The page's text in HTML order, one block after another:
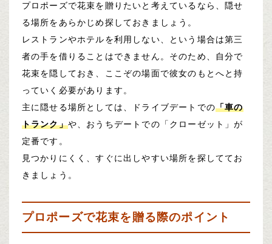
プロポーズで花束を贈りたいと考えているなら、隠せ
る場所をあらかじめ探しておきましょう。
レストランやホテルを利用しない、という場合は第三
者の手を借りることはできません。そのため、自分で
花束を隠しておき、ここぞの場面で彼女のもとへと持
っていく必要があります。
主に隠せる場所としては、ドライブデートでの「車の
トランク」や、おうちデートでの「クローゼット」が
定番です。
見つかりにくく、すぐに出しやすい場所を探しててお
きましょう。
プロポーズで花束を贈る際のポイント